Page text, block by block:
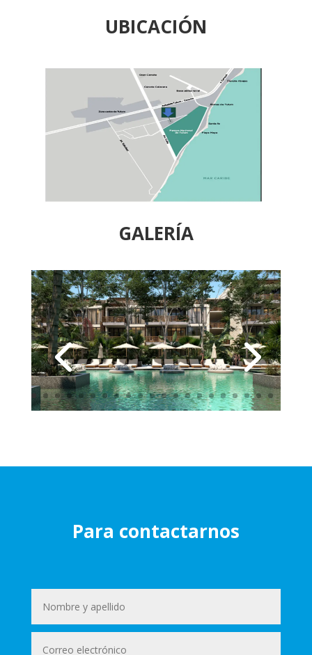
UBICACIÓN
GALERÍA
Para contactarnos